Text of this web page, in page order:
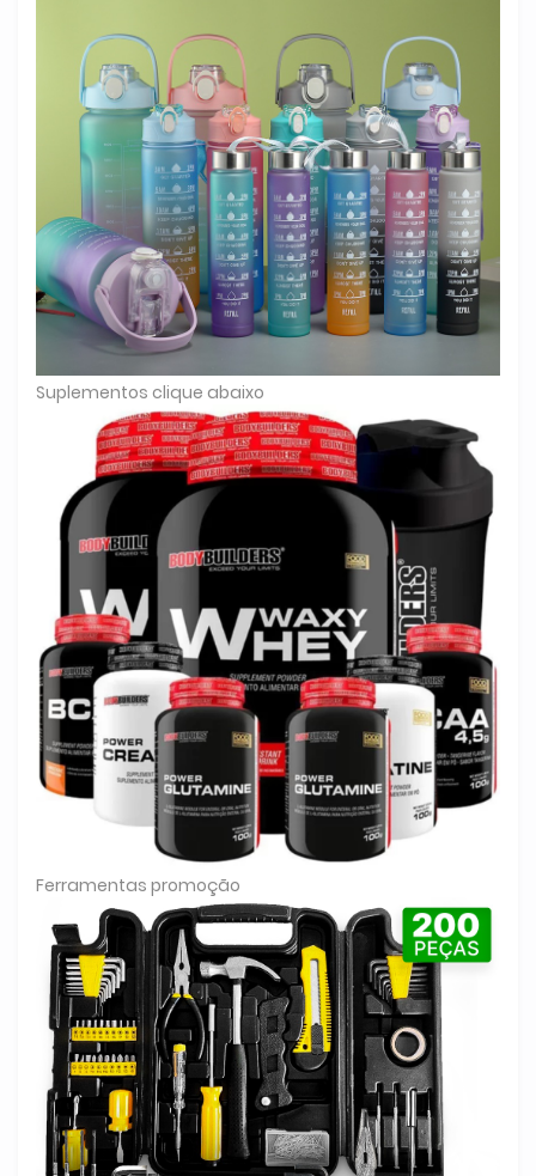
Suplementos clique abaixo
Ferramentas promoção